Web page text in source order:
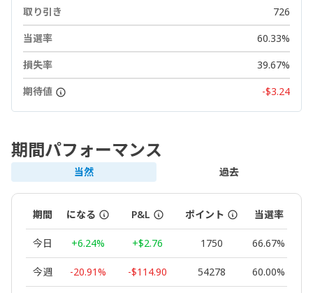
取り引き
726
当選率
60.33%
損失率
39.67%
期待値
-$3.24
期間パフォーマンス
当然 過去
期間 になる P&L ポイント 当選率
今日 +6.24% +$2.76 1750 66.67%
今週 -20.91% -$114.90 54278 60.00%